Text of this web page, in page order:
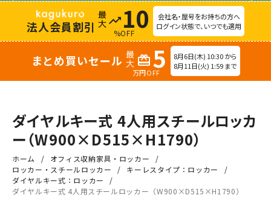
法人会員割引 trending_up 10
%OFF
会社名・屋号をお持ちの方へ
ログイン状態で、いつでも適用
まとめ買いセール redeem 5
万円OFF
8月6日(木) 10:30 から
8月11日(火) 1:59 まで
ダイヤルキー式 4人用スチールロッカ
ー（W900×D515×H1790）
ホーム
オフィス収納家具・ロッカー
ロッカー・スチールロッカー
キーレスタイプ：ロッカー
ダイヤルキー式：ロッカー
ダイヤルキー式 4人用スチールロッカー（W900×D515×H1790）